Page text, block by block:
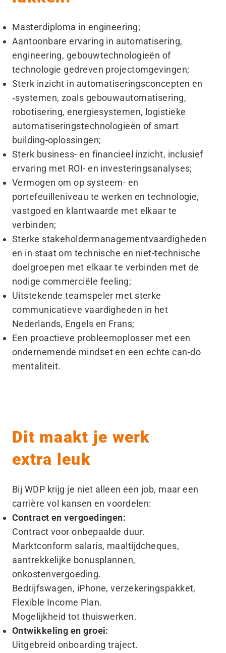
Masterdiploma in engineering;
Aantoonbare ervaring in automatisering,
engineering, gebouwtechnologieën of
technologie gedreven projectomgevingen;
Sterk inzicht in automatiseringsconcepten en
‑systemen, zoals gebouwautomatisering,
robotisering, energiesystemen, logistieke
automatiseringstechnologieën of smart
building-oplossingen;
Sterk business- en financieel inzicht, inclusief
ervaring met ROI- en investeringsanalyses;
Vermogen om op systeem- en
portefeuilleniveau te werken en technologie,
vastgoed en klantwaarde met elkaar te
verbinden;
Sterke stakeholdermanagementvaardigheden
en in staat om technische en niet-technische
doelgroepen met elkaar te verbinden met de
nodige commerciële feeling;
Uitstekende teamspeler met sterke
communicatieve vaardigheden in het
Nederlands, Engels en Frans;
Een proactieve probleemoplosser met een
ondernemende mindset en een echte can-do
mentaliteit.
Dit maakt je werk
extra leuk
Bij WDP krijg je niet alleen een job, maar een
carrière vol kansen en voordelen:
Contract en vergoedingen:
Contract voor onbepaalde duur.
Marktconform salaris, maaltijdcheques,
aantrekkelijke bonusplannen,
onkostenvergoeding.
Bedrijfswagen, iPhone, verzekeringspakket,
Flexible Income Plan.
Mogelijkheid tot thuiswerken.
Ontwikkeling en groei:
Uitgebreid onboarding traject.